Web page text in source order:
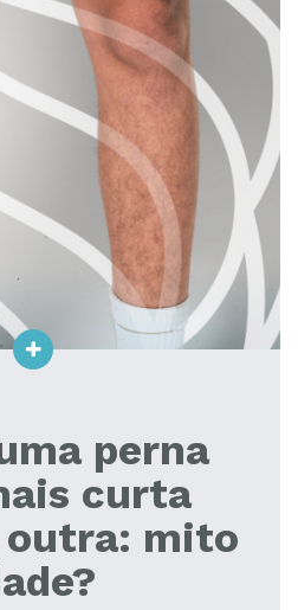
perna
curta
outra: mito